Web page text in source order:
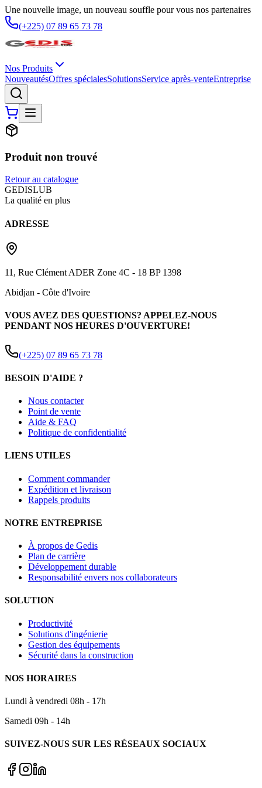
Une nouvelle image, un nouveau souffle pour vous nos partenaires
(+225) 07 89 65 73 78
Nos Produits
NouveautésOffres spécialesSolutionsService après-venteEntreprise
Produit non trouvé
Retour au catalogue
GEDISLUB
La qualité en plus
ADRESSE
11, Rue Clément ADER Zone 4C - 18 BP 1398
Abidjan - Côte d'Ivoire
VOUS AVEZ DES QUESTIONS? APPELEZ-NOUS
PENDANT NOS HEURES D'OUVERTURE!
(+225) 07 89 65 73 78
BESOIN D'AIDE ?
Nous contacter
Point de vente
Aide & FAQ
Politique de confidentialité
LIENS UTILES
Comment commander
Expédition et livraison
Rappels produits
NOTRE ENTREPRISE
À propos de Gedis
Plan de carrière
Développement durable
Responsabilité envers nos collaborateurs
SOLUTION
Productivité
Solutions d'ingénierie
Gestion des équipements
Sécurité dans la construction
NOS HORAIRES
Lundi à vendredi 08h - 17h
Samedi 09h - 14h
SUIVEZ-NOUS SUR LES RÉSEAUX SOCIAUX